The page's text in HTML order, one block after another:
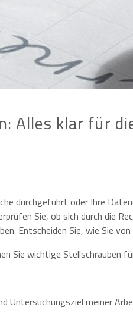
Alles klar für
durchgeführt oder Ihre
Sie, ob sich durch die
Entscheiden Sie, wie Sie
Sie wichtige Stellschrauben
Untersuchungsziel meiner